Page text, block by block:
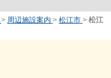
> 周辺施設案内 > 松江市 > 松江